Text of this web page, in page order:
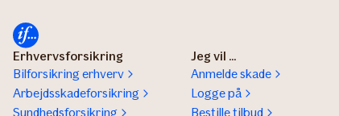
Erhvervsforsikring
Bilforsikring erhverv
Arbejdsskadeforsikring
Sundhedsforsikring
Jeg vil ...
Anmelde skade
Logge på
Bestille tilbud